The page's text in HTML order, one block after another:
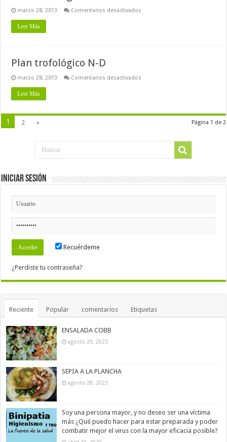
marzo 28, 2013 Comentarios desactivados
Leer Más
Plan trofológico N-D
marzo 28, 2013 Comentarios desactivados
Leer Más
Página 1 de 2
1 2 »
Iniciar Sesión
Recuérdeme
¿Perdiste tu contraseña?
Reciente Popular comentarios Etiquetas
ENSALADA COBB
agosto 29, 2023
SEPIA A LA PLANCHA
agosto 28, 2023
Soy una persona mayor, y no deseo ser una víctima
más ¿Qué puedo hacer para estar preparada y poder
combatir mejor el virus con la mayor eficacia posible?